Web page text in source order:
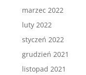
marzec 2022
luty 2022
styczeń 2022
grudzień 2021
listopad 2021